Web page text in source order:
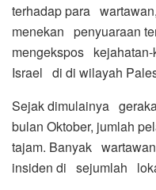
terhadap para
menekan penyuaraan
mengekspos
Israel di di wilayah
Sejak dimulainya
bulan Oktober, jumlah
tajam. Banyak
insiden di sejumlah